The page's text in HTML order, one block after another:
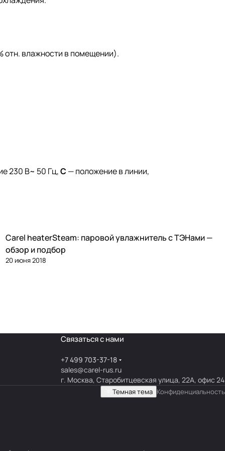
отн. влажности в помещении).
230 В~ 50 Гц,C — положение в линии,
Увлажнение
Carel heaterSteam: паровой увлажнитель с ТЭНами —
обзор и подбор
20 июня 2018
Связаться с нами
+7 499 703-37-18
sales@carel-rus.ru
г. Москва, Старобитцевская улица, 22А, офис 24
Темная тема Конфиденциальность